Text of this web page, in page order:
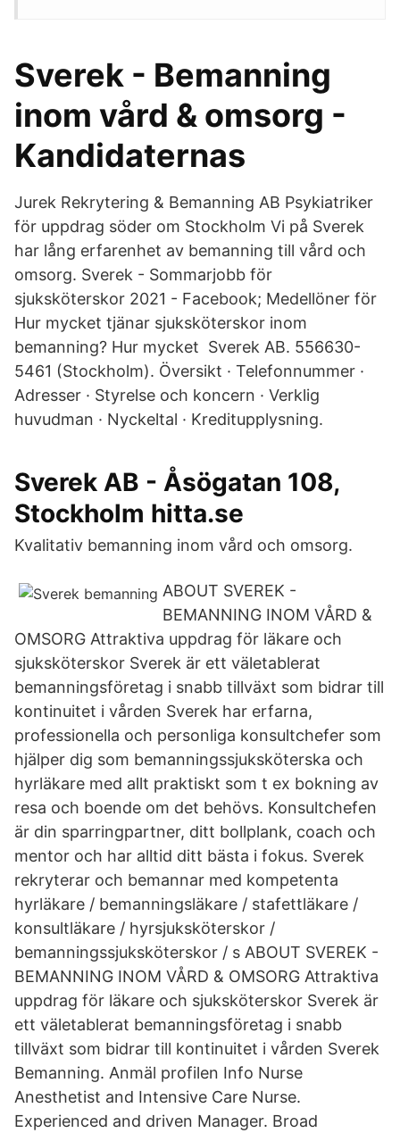
Sverek - Bemanning
inom vård & omsorg -
Kandidaternas
Jurek Rekrytering & Bemanning AB Psykiatriker
för uppdrag söder om Stockholm Vi på Sverek
har lång erfarenhet av bemanning till vård och
omsorg. Sverek - Sommarjobb för
sjuksköterskor 2021 - Facebook; Medellöner för
Hur mycket tjänar sjuksköterskor inom
bemanning? Hur mycket Sverek AB. 556630-
5461 (Stockholm). Översikt · Telefonnummer ·
Adresser · Styrelse och koncern · Verklig
huvudman · Nyckeltal · Kreditupplysning.
Sverek AB - Åsögatan 108,
Stockholm hitta.se
Kvalitativ bemanning inom vård och omsorg.
ABOUT SVEREK -
BEMANNING INOM VÅRD &
OMSORG Attraktiva uppdrag för läkare och
sjuksköterskor Sverek är ett väletablerat
bemanningsföretag i snabb tillväxt som bidrar till
kontinuitet i vården Sverek har erfarna,
professionella och personliga konsultchefer som
hjälper dig som bemanningssjuksköterska och
hyrläkare med allt praktiskt som t ex bokning av
resa och boende om det behövs. Konsultchefen
är din sparringpartner, ditt bollplank, coach och
mentor och har alltid ditt bästa i fokus. Sverek
rekryterar och bemannar med kompetenta
hyrläkare / bemanningsläkare / stafettläkare /
konsultläkare / hyrsjuksköterskor /
bemanningssjuksköterskor / s ABOUT SVEREK -
BEMANNING INOM VÅRD & OMSORG Attraktiva
uppdrag för läkare och sjuksköterskor Sverek är
ett väletablerat bemanningsföretag i snabb
tillväxt som bidrar till kontinuitet i vården Sverek
Bemanning. Anmäl profilen Info Nurse
Anesthetist and Intensive Care Nurse.
Experienced and driven Manager. Broad